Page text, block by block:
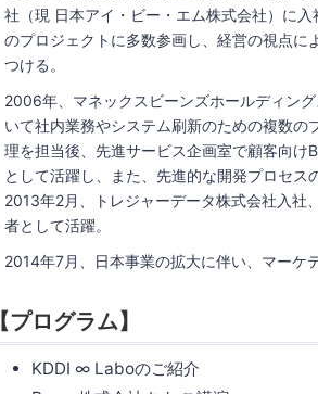
社（現 日本アイ・ビー・エム株式会社）に
のプロジェクトに多数参画し、経営の視点に
つける。
2006年、マネックスビーンズホールディン
いて社内業務やシステム刷新のための複数
理を担当後、先進サービス企画室で顧客向
として活躍し、また、先進的な開発プロセス
2013年2月、トレジャーデータ株式会社入社
者として活躍。
2014年7月、日本事業の拡大に伴い、マーケ
【プログラム】
KDDI ∞ Laboのご紹介